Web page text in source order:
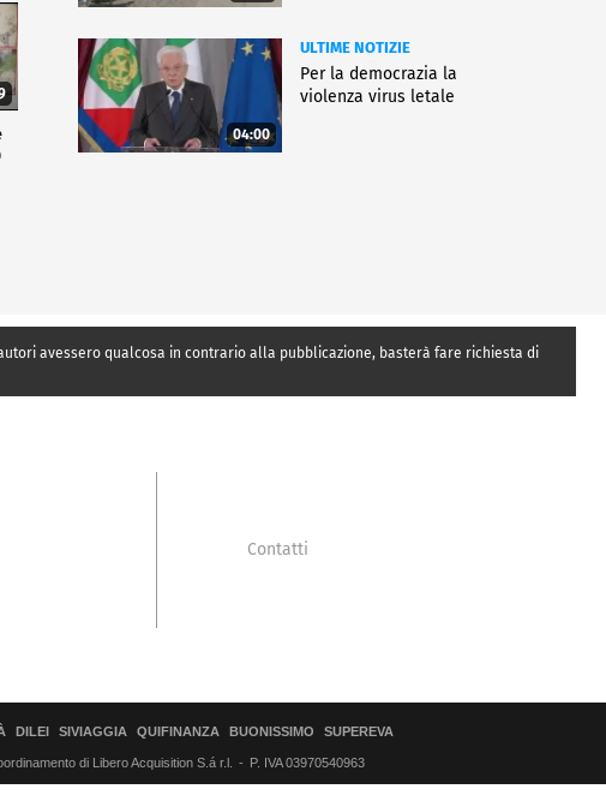
04:00
ULTIME NOTIZIE
Per la democrazia la
violenza virus letale
avessero qualcosa in contrario alla pubblicazione, basterà fare richiesta di
Contatti
DILEI SIVIAGGIA QUIFINANZA BUONISSIMO SUPEREVA
di Libero Acquisition S.á r.l. P. IVA 03970540963